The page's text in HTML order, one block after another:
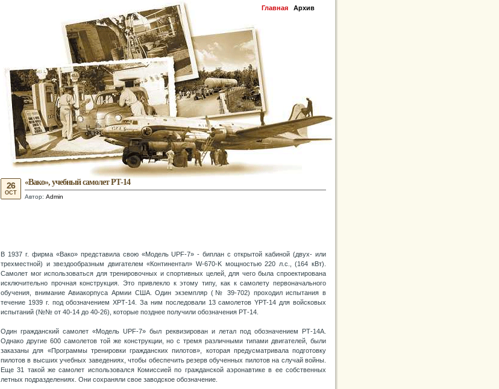
Главная Архив
«Вако», учебный самолет РТ-14
Автор: Admin
26
OCT
В 1937 г. фирма «Вако» представила свою «Модель UPF-7» - биплан с открытой кабиной (двух- или
трехместной) и звездообразным двигателем «Континентал» W-670-K мощностью 220 л.с., (164 кВт).
Самолет мог использоваться для тренировочных и спортивных целей, для чего была спроектирована
исключительно прочная конструкция. Это привлекло к этому типу, как к самолету первоначального
обучения, внимание Авиакорпуса Армии США. Один экземпляр (№ 39-702) проходил испытания в
течение 1939 г. под обозначением ХРТ-14. За ним последовали 13 самолетов YPT-14 для войсковых
испытаний (№№ от 40-14 до 40-26), которые позднее получили обозначения РТ-14.
Один гражданский самолет «Модель UPF-7» был реквизирован и летал под обозначением РТ-14А.
Однако другие 600 самолетов той же конструкции, но с тремя различными типами двигателей, были
заказаны для «Программы тренировки гражданских пилотов», которая предусматривала подготовку
пилотов в высших учебных заведениях, чтобы обеспечить резерв обученных пилотов на случай войны.
Еще 31 такой же самолет использовался Комиссией по гражданской аэронавтике в ее собственных
летных подразделениях. Они сохраняли свое заводское обозначение.